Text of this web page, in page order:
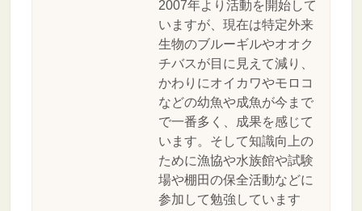
2007年より活動を開始して
いますが、現在は特定外来
生物のブルーギルやオオク
チバスが目に見えて減り、
かわりにオイカワやモロコ
などの幼魚や成魚が今まで
で一番多く、成果を感じて
います。そして知識向上の
ために漁協や水族館や試験
場や棚田の保全活動などに
参加して勉強しています